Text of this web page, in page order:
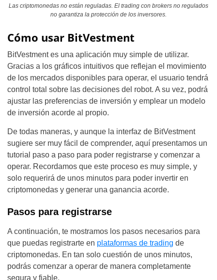
Las criptomonedas no están reguladas. El trading con brokers no regulados
no garantiza la protección de los inversores.
Cómo usar BitVestment
BitVestment es una aplicación muy simple de utilizar.
Gracias a los gráficos intuitivos que reflejan el movimiento
de los mercados disponibles para operar, el usuario tendrá
control total sobre las decisiones del robot. A su vez, podrá
ajustar las preferencias de inversión y emplear un modelo
de inversión acorde al propio.
De todas maneras, y aunque la interfaz de BitVestment
sugiere ser muy fácil de comprender, aquí presentamos un
tutorial paso a paso para poder registrarse y comenzar a
operar. Recordamos que este proceso es muy simple, y
solo requerirá de unos minutos para poder invertir en
criptomonedas y generar una ganancia acorde.
Pasos para registrarse
A continuación, te mostramos los pasos necesarios para
que puedas registrarte en plataformas de trading de
criptomonedas. En tan solo cuestión de unos minutos,
podrás comenzar a operar de manera completamente
segura y fiable.